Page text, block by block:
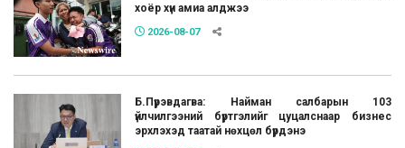
хоёр хүн амиа алджээ
2026-08-07
Б.Пүрэвдагва: Найман салбарын 103
үйлчилгээний бүртгэлийг цуцалснаар бизнес
эрхлэхэд таатай нөхцөл бүрдэнэ